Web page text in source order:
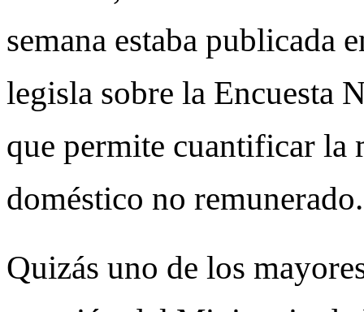
semana estaba publicada
legisla sobre la Encuesta
que permite cuantificar la
doméstico no
Quizás uno de los